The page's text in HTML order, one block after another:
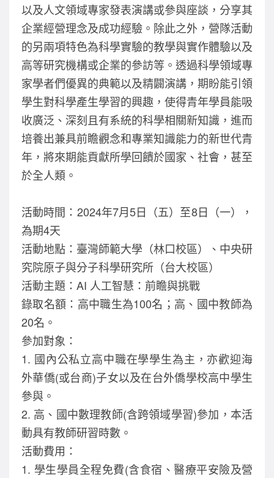
以及人文領域專家發表演講或參與座談，分享其
企業經營理念及成功經驗。除此之外，營隊活動
的另兩項特色為科學實驗的教學與實作體驗以及
高等研究機構或企業的參訪等。透過科學領域專
家學者們優異的典範以及精闢演講，期盼能引領
學生對科學產生學習的興趣，使得青年學員能吸
收廣泛、深刻且有系統的科學相關新知識，進而
培養出兼具前瞻觀念和專業知識能力的新世代青
年，將來期能貢獻所學回饋於國家、社會，甚至
於全人類。
活動時間：2024年7月5日（五）至8日（一），
為期4天
活動地點：臺灣師範大學（林口校區）、中央研
究院原子與分子科學研究所（台大校區）
活動主題：AI 人工智慧：前瞻與挑戰
錄取名額：高中職生為100名；高、國中教師為
20名。
參加對象：
1. 國內公私立高中職在學學生為主，亦歡迎海
外華僑(或台商)子女以及在台外僑學校高中學生
參與。
2. 高、國中數理教師(含跨領域學習)參加，本活
動具有教師研習時數。
活動費用：
1. 學生學員全程免費(含食宿、醫療平安險及營